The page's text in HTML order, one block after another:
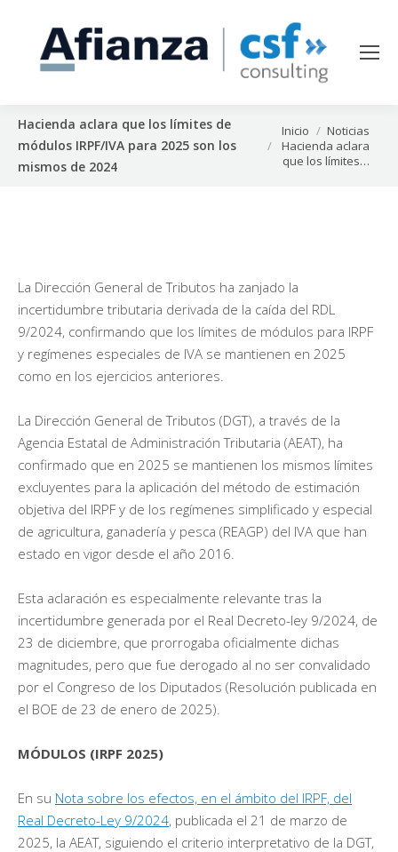
Hacienda aclara que los límites de
módulos IRPF/IVA para 2025 son los
mismos de 2024
Estás aquí:
Inicio
Noticias
Hacienda aclara
que los límites…
La Dirección General de Tributos ha zanjado la
incertidumbre tributaria derivada de la caída del RDL
9/2024, confirmando que los límites de módulos para IRPF
y regímenes especiales de IVA se mantienen en 2025
como en los ejercicios anteriores.
La Dirección General de Tributos (DGT), a través de la
Agencia Estatal de Administración Tributaria (AEAT), ha
confirmado que en 2025 se mantienen los mismos límites
excluyentes para la aplicación del método de estimación
objetiva del IRPF y de los regímenes simplificado y especial
de agricultura, ganadería y pesca (REAGP) del IVA que han
estado en vigor desde el año 2016.
Esta aclaración es especialmente relevante tras la
incertidumbre generada por el Real Decreto-ley 9/2024, de
23 de diciembre, que prorrogaba oficialmente dichas
magnitudes, pero que fue derogado al no ser convalidado
por el Congreso de los Diputados (Resolución publicada en
el BOE de 23 de enero de 2025).
MÓDULOS (IRPF 2025)
En su Nota sobre los efectos, en el ámbito del IRPF, del
Real Decreto-Ley 9/2024, publicada el 21 de marzo de
2025, la AEAT, siguiendo el criterio interpretativo de la DGT,